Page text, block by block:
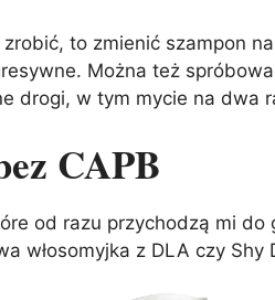
to zmienić szampon
Można też
drogi, w tym mycie na dwa
CAPB
od razu przychodzą mi do
włosomyjka z DLA czy Shy